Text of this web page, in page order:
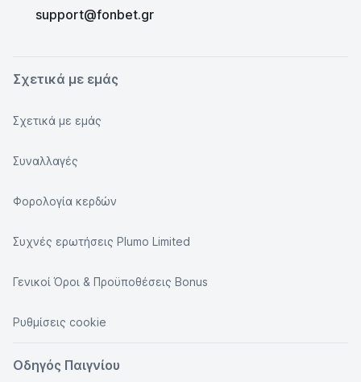
support@fonbet.gr
Σχετικά με εμάς
Σχετικά με εμάς
Συναλλαγές
Φορολογία κερδών
Συχνές ερωτήσεις Plumo Limited
Γενικοί Όροι & Προϋποθέσεις Bonus
Ρυθμίσεις cookie
Οδηγός Παιγνίου